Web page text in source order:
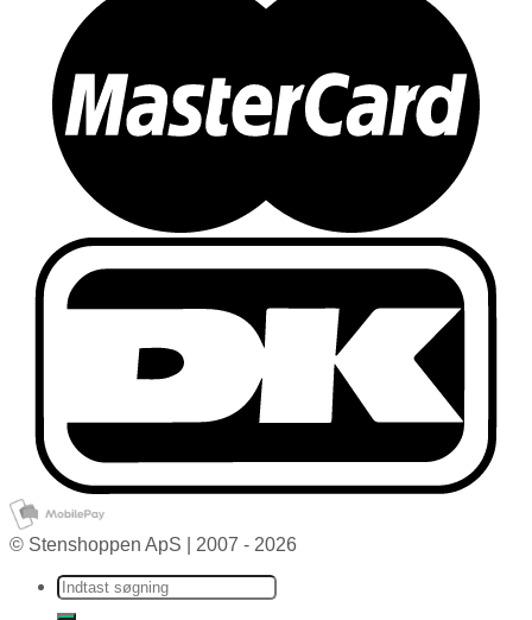
© Stenshoppen ApS | 2007 - 2026
Søg efter: